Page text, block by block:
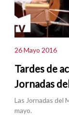
26 Mayo 2016
Tardes de
Jornadas
Las Jornadas del
mayo.